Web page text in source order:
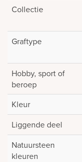
Collectie
Graftype
Hobby, sport of
beroep
Kleur
Liggende deel
Natuursteen
kleuren